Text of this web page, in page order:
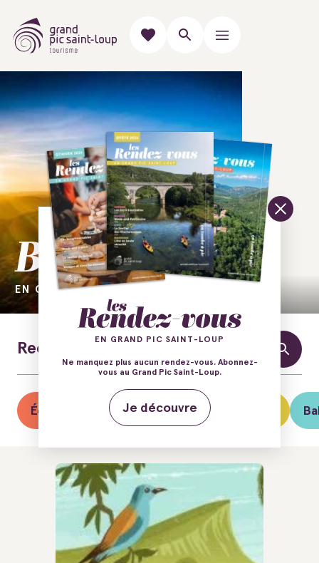
Bienvenue
EN GRAND PIC SAINT-LOUP
Éclipse solaire du 12 août Guinguettes
EN GRAND PIC SAINT-LOUP
Ne manquez plus aucun rendez-vous. Abonnez-
vous au Grand Pic Saint-Loup.
Je découvre